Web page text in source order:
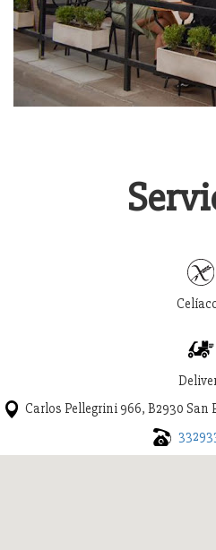
Carlos Pellegrini 966, B2930 San